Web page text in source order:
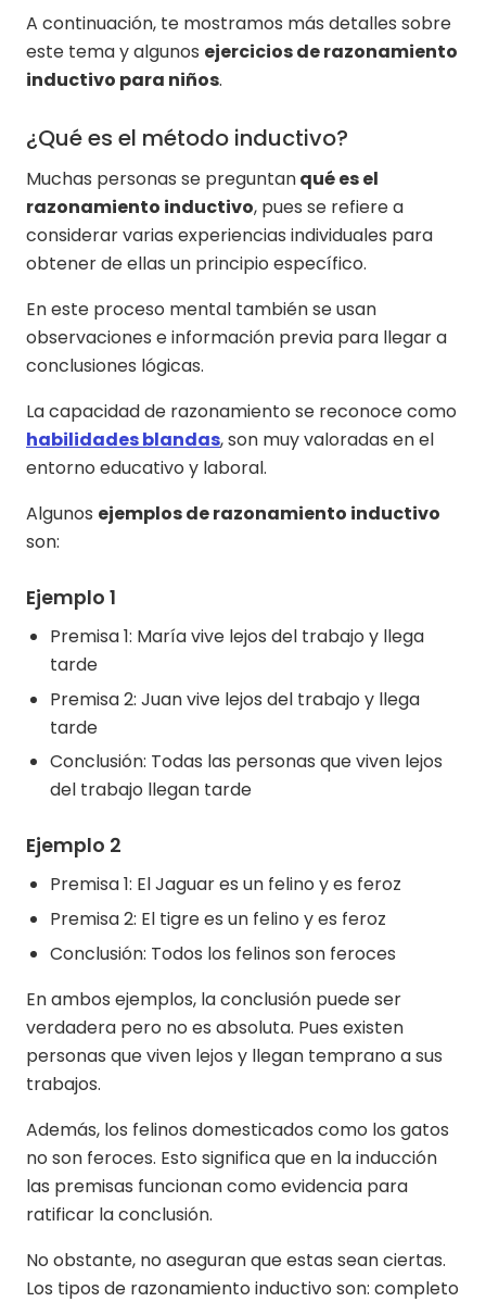
A continuación, te mostramos más detalles sobre
este tema y algunos ejercicios de razonamiento
inductivo para niños.
¿Qué es el método inductivo?
Muchas personas se preguntanqué es el
razonamiento inductivo, pues se refiere a
considerar varias experiencias individuales para
obtener de ellas un principio específico.
En este proceso mental también se usan
observaciones e información previa para llegar a
conclusiones lógicas.
La capacidad de razonamiento se reconoce como
habilidades blandas, son muy valoradas en el
entorno educativo y laboral.
Algunos ejemplos de razonamiento inductivo
son:
Ejemplo 1
Premisa 1: María vive lejos del trabajo y llega
tarde
Premisa 2: Juan vive lejos del trabajo y llega
tarde
Conclusión: Todas las personas que viven lejos
del trabajo llegan tarde
Ejemplo 2
Premisa 1: El Jaguar es un felino y es feroz
Premisa 2: El tigre es un felino y es feroz
Conclusión: Todos los felinos son feroces
En ambos ejemplos, la conclusión puede ser
verdadera pero no es absoluta. Pues existen
personas que viven lejos y llegan temprano a sus
trabajos.
Además, los felinos domesticados como los gatos
no son feroces. Esto significa que en la inducción
las premisas funcionan como evidencia para
ratificar la conclusión.
No obstante, no aseguran que estas sean ciertas.
Los tipos de razonamiento inductivo son: completo